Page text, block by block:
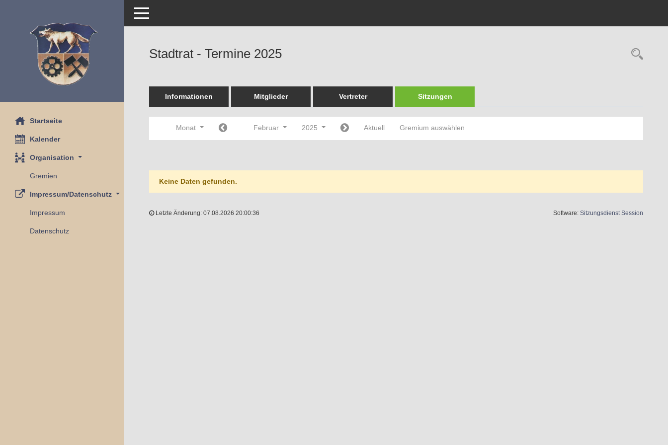
Startseite
Kalender
Organisation
Gremien
Impressum/Datenschutz
Impressum
Datenschutz
Toggle navigation
Stadtrat - Termine 2025
Informationen Mitglieder Vertreter Sitzungen
Monat Februar 2025 Aktuell Gremium auswählen
Keine Daten gefunden.
Letzte Änderung: 07.08.2026 20:00:36 Software: SitzungsdienstSession